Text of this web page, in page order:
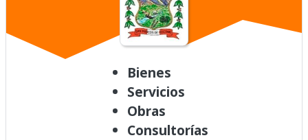
Bienes
Servicios
Obras
Consultorías